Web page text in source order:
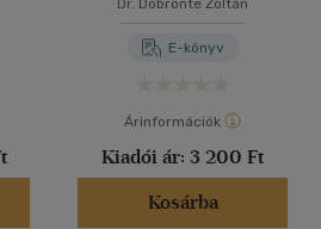
Dr. Döbrönte Zoltán
E-könyv
Árinformációk
Kiadói ár: 3 200 Ft
Kosárba